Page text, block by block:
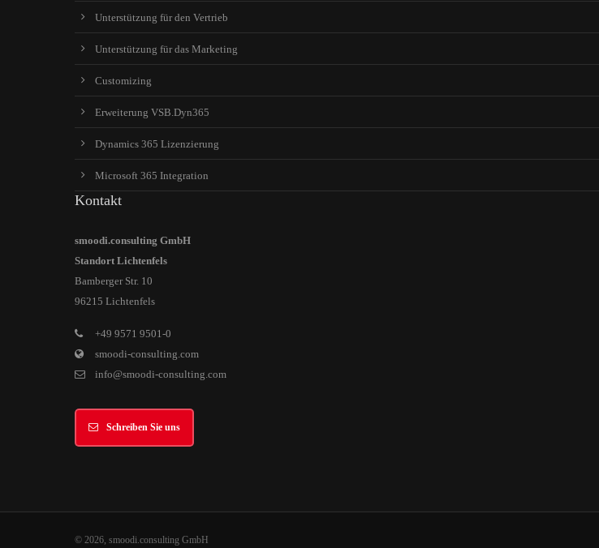
Unterstützung für den Vertrieb
Unterstützung für das Marketing
Customizing
Erweiterung VSB.Dyn365
Dynamics 365 Lizenzierung
Microsoft 365 Integration
Kontakt
smoodi.consulting GmbH
Standort Lichtenfels
Bamberger Str. 10
96215 Lichtenfels
+49 9571 9501-0
smoodi-consulting.com
info@smoodi-consulting.com
Schreiben Sie uns
© 2026, smoodi.consulting GmbH